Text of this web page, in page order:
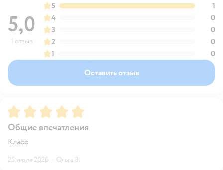
5,0
1 отзыв
5
1
4
0
3
0
2
0
1
0
Оставить отзыв
Рейтинг:5
Общие впечатления
Класс
25 июля 2026 · Ольга З.